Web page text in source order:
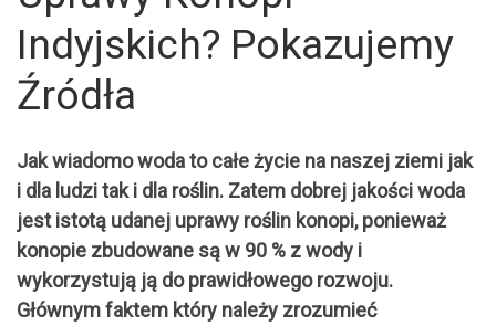
Indyjskich? Pokazujemy
Źródła
Jak wiadomo woda to całe życie na naszej ziemi jak
i dla ludzi tak i dla roślin. Zatem dobrej jakości woda
jest istotą udanej uprawy roślin konopi, ponieważ
konopie zbudowane są w 90 % z wody i
wykorzystują ją do prawidłowego rozwoju.
Głównym faktem który należy zrozumieć